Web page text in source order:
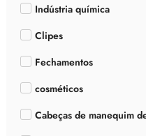
Indústria química
Clipes
Fechamentos
cosméticos
Cabeças de manequim